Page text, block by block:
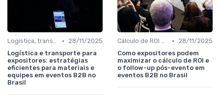
Logística, transporte de materiais e equipe •
28/11/2025
Logística e transporte para
expositores: estratégias
eficientes para materiais e
equipes em eventos B2B no
Brasil
Cálculo de ROI e follow-up pós-evento •
28/11/2025
Como expositores podem
maximizar o cálculo de ROI e
o follow-up pós-evento em
eventos B2B no Brasil